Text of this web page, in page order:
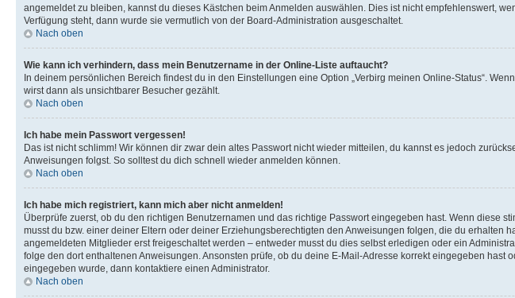
angemeldet zu bleiben, kannst du dieses Kästchen beim Anmelden auswählen. Dies ist nicht empfehlenswert,
Verfügung steht, dann wurde sie vermutlich von der Board-Administration ausgeschaltet.
Nach oben
Wie kann ich verhindern, dass mein Benutzername in der Online-Liste auftaucht?
In deinem persönlichen Bereich findest du in den Einstellungen eine Option „Verbirg meinen Online-Status“.
wirst dann als unsichtbarer Besucher gezählt.
Nach oben
Ich habe mein Passwort vergessen!
Das ist nicht schlimm! Wir können dir zwar dein altes Passwort nicht wieder mitteilen, du kannst es jedoch
Anweisungen folgst. So solltest du dich schnell wieder anmelden können.
Nach oben
Ich habe mich registriert, kann mich aber nicht anmelden!
Überprüfe zuerst, ob du den richtigen Benutzernamen und das richtige Passwort eingegeben hast. Wenn diese
musst du bzw. einer deiner Eltern oder deiner Erziehungsberechtigten den Anweisungen folgen, die du
angemeldeten Mitglieder erst freigeschaltet werden – entweder musst du dies selbst erledigen oder ein
folge den dort enthaltenen Anweisungen. Ansonsten prüfe, ob du deine E-Mail-Adresse korrekt eingegeben
eingegeben wurde, dann kontaktiere einen Administrator.
Nach oben